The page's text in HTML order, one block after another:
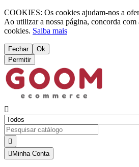
COOKIES: Os cookies ajudam-nos a
Ao utilizar a nossa página, concorda com
cookies. Saiba mais
Fechar
Ok
Permitir


 Minha Conta